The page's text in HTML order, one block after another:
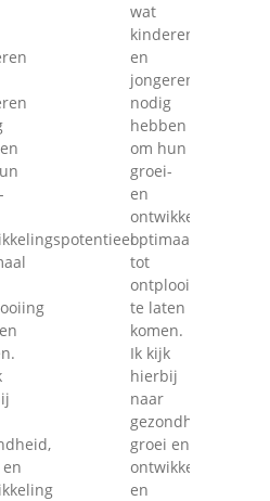
wat
kinderen
en
jongeren
nodig
hebben
om hun
groei-
en
optimaal
tot
ontplooiing
te laten
komen.
Ik kijk
hierbij
naar
gezondheid,
groei en
ontwikkeling
en